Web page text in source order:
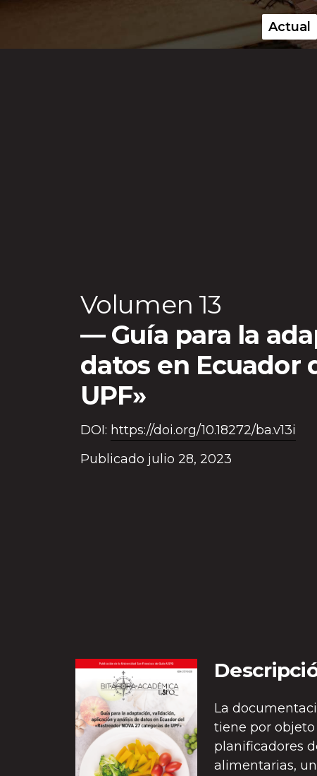
Menú principal
Actual
Volumen 13
Guía para la
datos en Ecuador
UPF»
DOI: https://doi.org/10.18272/ba.v13i
Publicado julio 28, 2023
La
tiene por
planificadores
alimentarias,